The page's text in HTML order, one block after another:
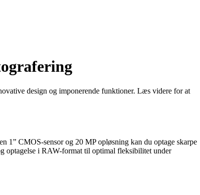
design og imponerende funktioner. Læs videre for at
1” CMOS-sensor og 20 MP opløsning kan du optage skarpe
optagelse i RAW-format til optimal fleksibilitet under